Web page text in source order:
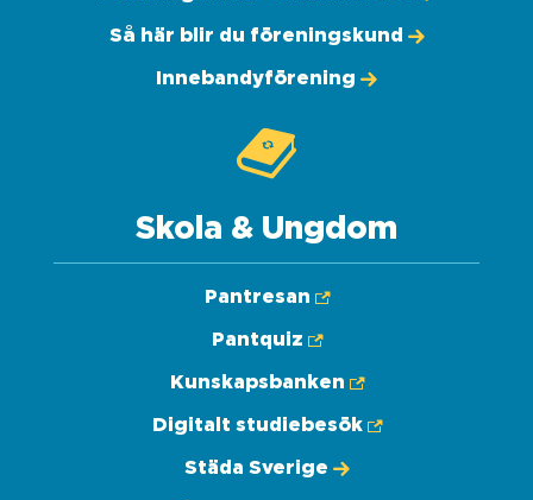
Så här blir du föreningskund
Innebandyförening
Skola & Ungdom
Pantresan
Pantquiz
Kunskapsbanken
Digitalt studiebesök
Städa Sverige